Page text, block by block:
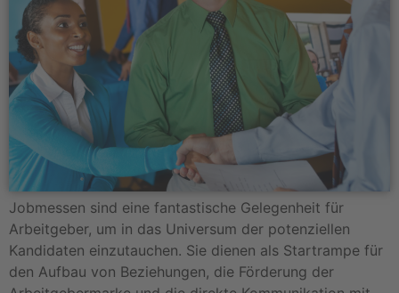
Jobmessen sind eine fantastische Gelegenheit für
Arbeitgeber, um in das Universum der potenziellen
Kandidaten einzutauchen. Sie dienen als Startrampe für
den Aufbau von Beziehungen, die Förderung der